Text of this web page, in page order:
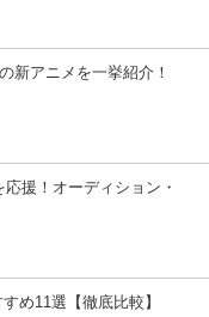
新アニメを一挙紹介！
援！オーディション・
め11選【徹底比較】